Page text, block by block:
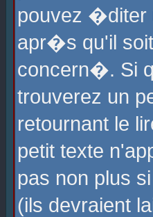
pouvez �diter
apr�s qu'il
concern�. Si
trouverez un
retournant le
petit texte
pas non plus
(ils devraient